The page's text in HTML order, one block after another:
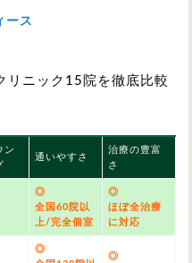
ース
リニック15院を徹底比較
ン
通いやすさ
治療の豊富
さ
◎
全国60院以
上/完全個室
◎
ほぼ全治療
に対応
◎
◎